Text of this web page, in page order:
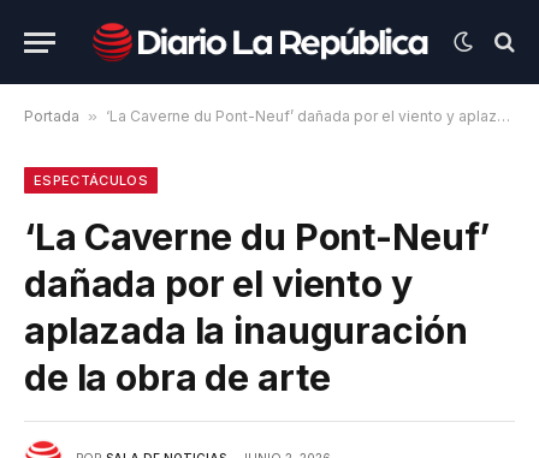
Portada » ‘La Caverne du Pont-Neuf’ dañada por el viento y aplazada la inauguración de la obra de arte
ESPECTÁCULOS
‘La Caverne du Pont-Neuf’
dañada por el viento y
aplazada la inauguración
de la obra de arte